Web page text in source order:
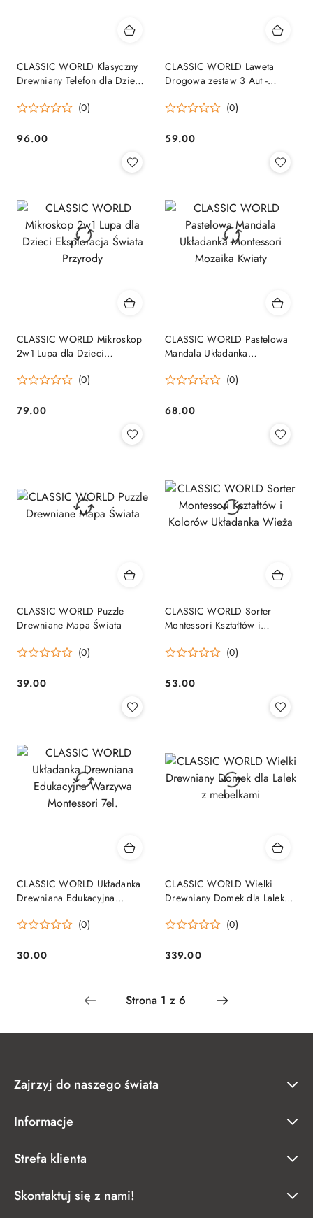
CLASSIC WORLD Klasyczny
Drewniany Telefon dla Dzieci
(0)
Cena:
96.00
CLASSIC WORLD Laweta
Drogowa zestaw 3 Aut -
(0)
Cena:
59.00
CLASSIC WORLD Mikroskop
2w1 Lupa dla Dzieci
(0)
Cena:
79.00
CLASSIC WORLD Pastelowa
Mandala Układanka
(0)
Cena:
68.00
CLASSIC WORLD Puzzle
Drewniane Mapa Świata
(0)
Cena:
39.00
CLASSIC WORLD Sorter
Montessori Kształtów i
(0)
Cena:
53.00
CLASSIC WORLD Układanka
Drewniana Edukacyjna
(0)
Cena:
30.00
CLASSIC WORLD Wielki
Drewniany Domek dla Lalek z
(0)
Cena:
339.00
Zajrzyj do naszego świata
Informacje
Strefa klienta
Skontaktuj się z nami!